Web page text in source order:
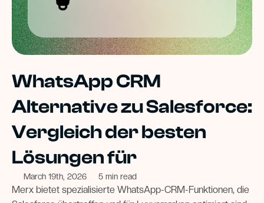
WhatsApp CRM
Alternative zu Salesforce:
Vergleich der besten
Lösungen für
March 19th, 2026 5 min read
Merx bietet spezialisierte WhatsApp-CRM-Funktionen, die